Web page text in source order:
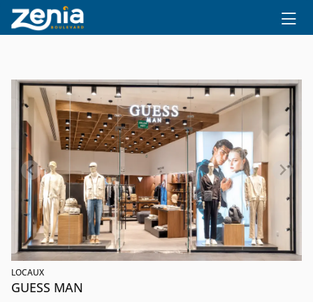
Ir al contenido principal
LOCAUX
GUESS MAN